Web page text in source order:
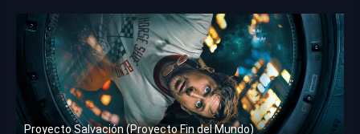
Proyecto Salvación (Proyecto Fin del Mundo)